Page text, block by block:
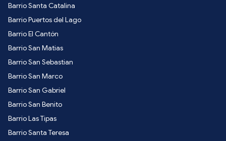
Barrio Santa Catalina
Barrio Puertos del Lago
Barrio El Cantón
Barrio San Matias
Barrio San Sebastian
Barrio San Marco
Barrio San Gabriel
Barrio San Benito
Barrio Las Tipas
Barrio Santa Teresa